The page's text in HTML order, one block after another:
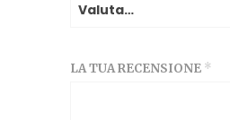
LA TUA RECENSIONE *